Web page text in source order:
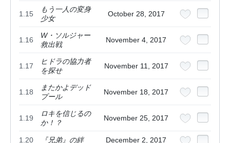
1.15
もう一人の変身
少女
October 28, 2017
1.16
W・ソルジャー
救出戦
November 4, 2017
1.17
ヒドラの協力者
を探せ
November 11, 2017
1.18
またかよデッド
プール
November 18, 2017
1.19
ロキを信じるの
か！？
November 25, 2017
1.20 『兄弟』の絆 December 2, 2017